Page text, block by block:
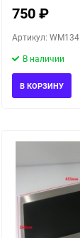
750₽
Артикул: WM134
В наличии
В КОРЗИНУ